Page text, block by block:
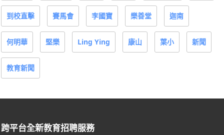
到校直擊 賽馬會 李國寶 樂善堂 迦南
何明華 堅樂 Ling Ying 康山 葉小 新聞
教育新聞
跨平台全新教育招聘服務